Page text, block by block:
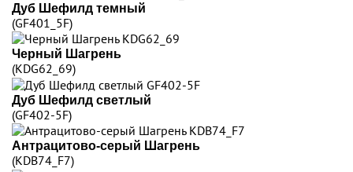
Дуб Шефилд темный
(GF401_5F)
Черный Шагрень
(KDG62_69)
Дуб Шефилд светлый
(GF402-5F)
Антрацитово-серый Шагрень
(KDB74_F7)